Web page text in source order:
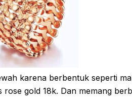
karena berbentuk seperti
gold 18k. Dan memang